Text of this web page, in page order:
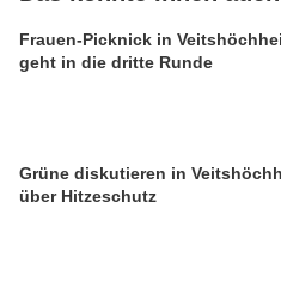
Frauen-Picknick in
geht in die dritte Runde
Grüne diskutieren in
über Hitzeschutz